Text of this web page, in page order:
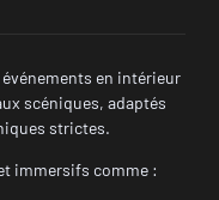
en intérieur
scéniques, adaptés
strictes.
immersifs comme :